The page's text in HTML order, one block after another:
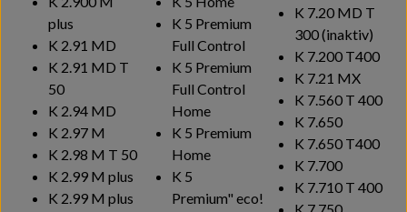
plus
K 2.91 MD
K 2.91 MD T
50
K 2.94 MD
K 2.97 M
K 2.98 M T 50
K 2.99 M plus
K 2.99 M plus
K 5 Premium
Full Control
K 5 Premium
Full Control
Home
K 5 Premium
Home
K 5
Premium"eco!
K 7.20 MD T
300 (inaktiv)
K 7.200 T400
K 7.21 MX
K 7.560 T 400
K 7.650
K 7.650 T400
K 7.700
K 7.710 T 400